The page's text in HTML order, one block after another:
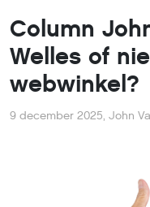
Column
Welles of
webwinkel?
9 december 2025, John